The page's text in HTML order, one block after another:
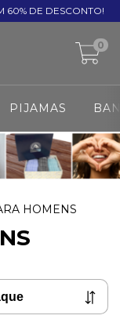
60% DE DESCONTO!
0
PIJAMAS
HOMENS